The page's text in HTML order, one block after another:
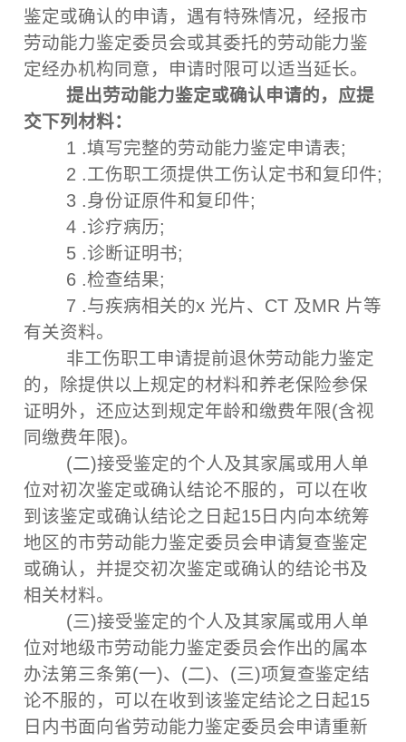
鉴定或确认的申请，遇有特殊情况，经报市
劳动能力鉴定委员会或其委托的劳动能力鉴
定经办机构同意，申请时限可以适当延长。
提出劳动能力鉴定或确认申请的，应提
交下列材料：
1 .填写完整的劳动能力鉴定申请表;
2 .工伤职工须提供工伤认定书和复印件;
3 .身份证原件和复印件;
4 .诊疗病历;
5 .诊断证明书;
6 .检查结果;
7 .与疾病相关的x 光片、CT 及MR 片等
有关资料。
非工伤职工申请提前退休劳动能力鉴定
的，除提供以上规定的材料和养老保险参保
证明外，还应达到规定年龄和缴费年限(含视
同缴费年限)。
(二)接受鉴定的个人及其家属或用人单
位对初次鉴定或确认结论不服的，可以在收
到该鉴定或确认结论之日起15日内向本统筹
地区的市劳动能力鉴定委员会申请复查鉴定
或确认，并提交初次鉴定或确认的结论书及
相关材料。
(三)接受鉴定的个人及其家属或用人单
位对地级市劳动能力鉴定委员会作出的属本
办法第三条第(一)、(二)、(三)项复查鉴定结
论不服的，可以在收到该鉴定结论之日起15
日内书面向省劳动能力鉴定委员会申请重新